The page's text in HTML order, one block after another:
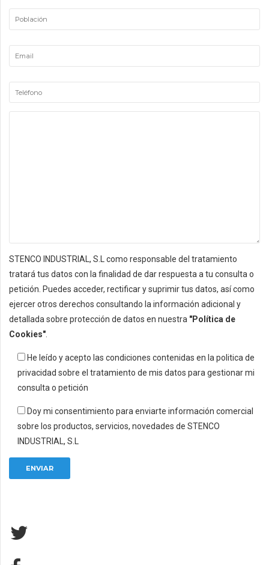
STENCO INDUSTRIAL, S.L como responsable del tratamiento
tratará tus datos con la finalidad de dar respuesta a tu consulta o
petición. Puedes acceder, rectificar y suprimir tus datos, así como
ejercer otros derechos consultando la información adicional y
detallada sobre protección de datos en nuestra "Política de
Cookies".
He leído y acepto las condiciones contenidas en la politica de
privacidad sobre el tratamiento de mis datos para gestionar mi
consulta o petición
Doy mi consentimiento para enviarte información comercial
sobre los productos, servicios, novedades de STENCO
INDUSTRIAL, S.L